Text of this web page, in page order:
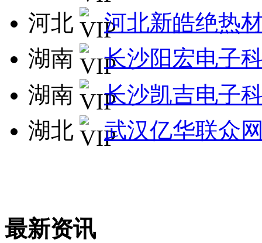
河北
河北新皓绝热
湖南
长沙阳宏电子
湖南
长沙凯吉电子
湖北
武汉亿华联众
最新资讯